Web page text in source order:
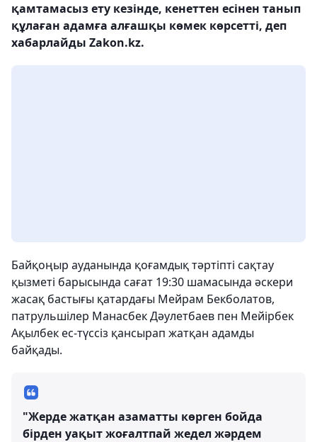
қамтамасыз ету кезінде, кенеттен есінен танып
құлаған адамға алғашқы көмек көрсетті, деп
хабарлайды Zakon.kz.
Байқоңыр ауданында қоғамдық тәртіпті сақтау
қызметі барысында сағат 19:30 шамасында әскери
жасақ бастығы қатардағы Мейрам Бекболатов,
патрульшілер Манасбек Дәулетбаев пен Мейірбек
Ақылбек ес-түссіз қансырап жатқан адамды
байқады.
"Жерде жатқан азаматты көрген бойда
бірден уақыт жоғалтпай жедел жәрдем